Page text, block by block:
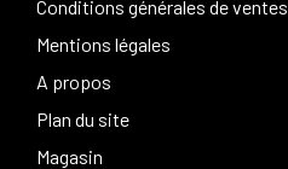
Conditions générales de ventes
Mentions légales
A propos
Plan du site
Magasin